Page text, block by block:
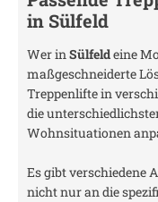
in Sülfeld
Wer inSülfeldeine
maßgeschneiderte
Treppenlifte in
die
Wohnsituationen
Es gibt verschiedene
nicht nur an die